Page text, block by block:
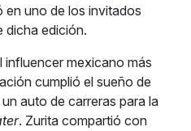
uno de los invitados
dicha edición.
influencer mexicano más
cumplió el sueño de
auto de carreras para la
. Zurita compartió con